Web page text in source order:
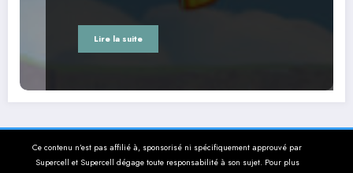
Lire la suite
Ce contenu n’est pas affilié à, sponsorisé ni spécifiquement approuvé par
Supercell et Supercell dégage toute responsabilité à son sujet. Pour plus